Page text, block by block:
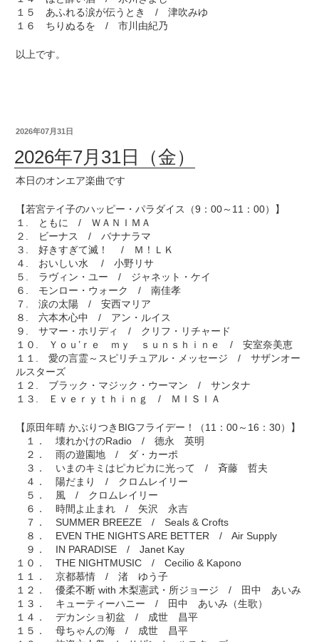
１５ あふれる涙が伝うとき / 津吹みゆ
１６ ちりぬるを / 市川由紀乃
以上です。
2026年07月31日
2026年7月31日（金）
本日のオンエア楽曲です
【若宮テイ子のハッピー・パラダイス（9：00～11：00）】
１. ともに / ＷＡＮＩＭＡ
２. ビーナス / バナナラマ
３. 好きすぎて滅！ / Ｍ！ＬＫ
４. おいしい水 / 小野リサ
５. ラヴィン・ユー / ジャネット・ケイ
６. モンロー・ウォーク / 南佳孝
７. 涙の太陽 / 安西マリア
８. 六本木心中 / アン・ルイス
９. サマー・ホリディ / クリフ・リチャード
１０. Ｙｏｕ’ｒｅ ｍｙ ｓｕｎｓｈｉｎｅ / 安室奈美恵
１１. 愛の言霊～スピリチュアル・メッセージ / サザンオー
ルスターズ
１２. ブラック・マジック・ウーマン / サンタナ
１３. Ｅｖｅｒｙｔｈｉｎｇ / ＭＩＳＩＡ
【原田年晴 かぶりつきBIGフライデー！（11：00～16：30）】
１． 壊れかけのRadio / 德永 英明
２． 雨の遊園地 / ダ・カーポ
３． いまのキミはピカピカに光って / 斉藤 哲夫
４． 陽だまり / クロムレイリー
５． 風 / クロムレイリー
６． 時間よ止まれ / 矢沢 永吉
７． SUMMER BREEZE / Seals & Crofts
８． EVEN THE NIGHTS ARE BETTER / Air Supply
９． IN PARADISE / Janet Kay
１０． THE NIGHTMUSIC / Cecilio & Kapono
１１． 京都慕情 / 渚 ゆう子
１２． 優柔不断 with 木梨憲武・所ジョージ / 田中 あいみ
１３． キューティーハニー / 田中 あいみ（生歌）
１４． デカンショ初盆 / 成世 昌平
１５． 母ちゃんの海 / 成世 昌平